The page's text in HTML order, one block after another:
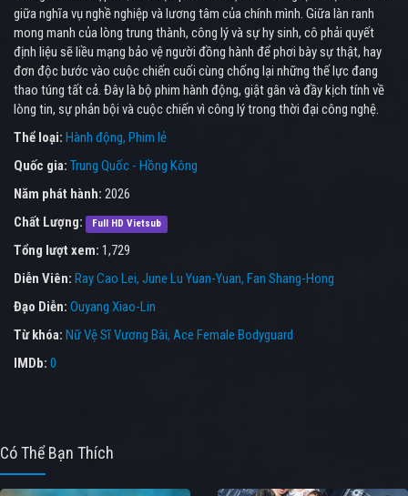
giữa nghĩa vụ nghề nghiệp và lương tâm của chính mình. Giữa làn ranh
mong manh của lòng trung thành, công lý và sự hy sinh, cô phải quyết
định liệu sẽ liều mạng bảo vệ người đồng hành để phơi bày sự thật, hay
đơn độc bước vào cuộc chiến cuối cùng chống lại những thế lực đang
thao túng tất cả. Đây là bộ phim hành động, giật gân và đầy kịch tính về
lòng tin, sự phản bội và cuộc chiến vì công lý trong thời đại công nghệ.
Thể loại: Hành động Phim lẻ
Quốc gia: Trung Quốc - Hồng Kông
Năm phát hành: 2026
Chất Lượng:
Full HD Vietsub
Tổng lượt xem: 1,729
Diễn Viên: Ray Cao Lei June Lu Yuan-Yuan Fan Shang-Hong
Đạo Diễn: Ouyang Xiao-Lin
Từ khóa: Nữ Vệ Sĩ Vương Bài, Ace Female Bodyguard
IMDb: 0
Có Thể Bạn Thích